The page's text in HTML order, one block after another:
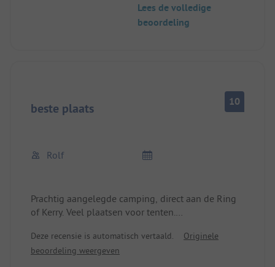
Lees de volledige
beoordeling
beste plaats 10
Rolf
Prachtig aangelegde camping, direct aan de Ring
of Kerry. Veel plaatsen voor tenten.
Een zeer aan te bevelen camping.
Deze recensie is automatisch vertaald.
Originele
beoordeling weergeven